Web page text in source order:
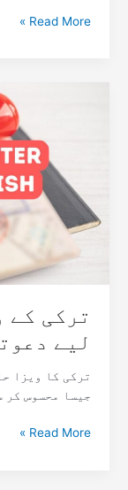
Read More »
ترکی کے
لیے
ترکی کا ویزا
جیسا محسوس کر
درخواستوں
لیے
دعوتی
تجاویز
Read More »